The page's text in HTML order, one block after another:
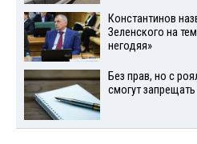
Константинов
Зеленского на
негодяя»
Без прав, но с
смогут